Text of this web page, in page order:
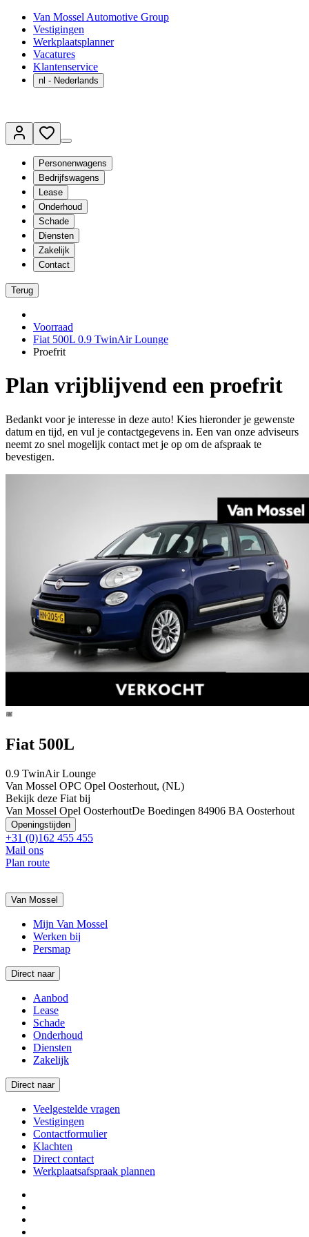
Van Mossel Automotive Group
Vestigingen
Werkplaatsplanner
Vacatures
Klantenservice
nl - Nederlands
Personenwagens
Bedrijfswagens
Lease
Onderhoud
Schade
Diensten
Zakelijk
Contact
Terug
Voorraad
Fiat 500L 0.9 TwinAir Lounge
Proefrit
Plan vrijblijvend een proefrit
Bedankt voor je interesse in deze auto! Kies hieronder je gewenste
datum en tijd, en vul je contactgegevens in. Een van onze adviseurs
neemt zo snel mogelijk contact met je op om de afspraak te
bevestigen.
Fiat 500L
0.9 TwinAir Lounge
Van Mossel OPC Opel Oosterhout, (NL)
Bekijk deze Fiat bij
Van Mossel Opel OosterhoutDe Boedingen 84906 BA Oosterhout
Openingstijden
+31 (0)162 455 455
Mail ons
Plan route
Van Mossel
Mijn Van Mossel
Werken bij
Persmap
Direct naar
Aanbod
Lease
Schade
Onderhoud
Diensten
Zakelijk
Direct naar
Veelgestelde vragen
Vestigingen
Contactformulier
Klachten
Direct contact
Werkplaatsafspraak plannen